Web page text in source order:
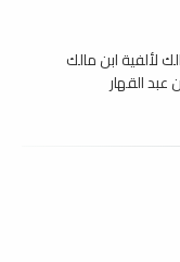
لألفية ابن مالك
القهار